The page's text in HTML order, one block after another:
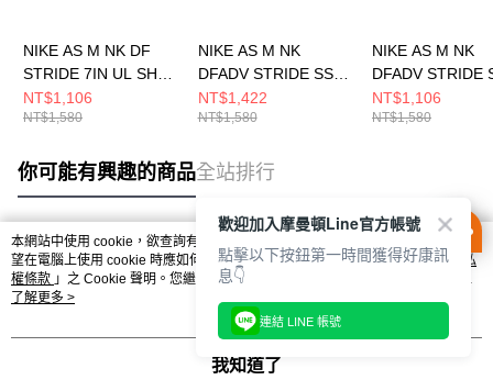
NIKE AS M NK DF
STRIDE 7IN UL SHRT
男 短褲 DM4742499
NT$1,106
NT$1,580
NIKE AS M NK
DFADV STRIDE SS
TOP 男 短袖上衣
HV5204100
NT$1,422
NT$1,580
NIKE AS M NK
DFADV STRIDE
TOP 男 短袖上衣
HV5204701
NT$1,106
NT$1,580
你可能有興趣的商品全站排行
熱門標籤
本網站中使用 cookie，欲查詢有關本網站使用 cookie 方式之詳情，及若您不希
望在電腦上使用 cookie 時應如何變更電腦的 cookie 設定，請參閱本網站「
隱私
權條款 」之 Cookie 聲明。您繼續使用本網站即表示您同意本公司得按本網站使
用條款之 Cookie 聲明使用 cookie。
了解更多 >
我知道了
歡迎加入摩曼頓Line官方帳號
點擊以下按鈕第一時間獲得好康訊
息👇
連結 LINE 帳號